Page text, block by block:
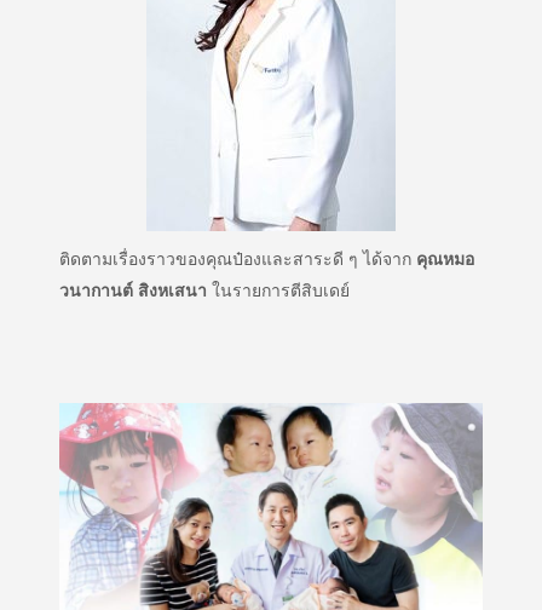
ติดตามเรื่องราวของคุณป๋องและสาระดี ๆ ได้จาก คุณหมอ
วนากานต์ สิงหเสนา ในรายการตีสิบเดย์